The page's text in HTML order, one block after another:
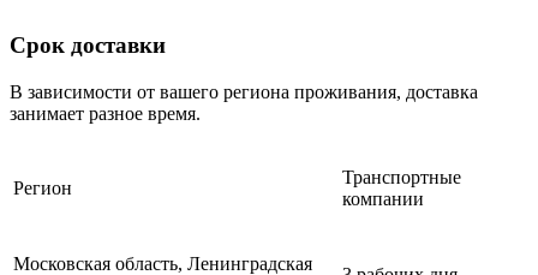
Срок доставки
В зависимости от вашего региона проживания, доставка
занимает разное время.
Регион
Транспортные
компании
Московская область, Ленинградская